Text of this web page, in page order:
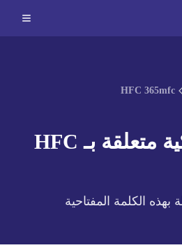
HFC 365mfc
متعلقة بـ HFC
الكلمة المفتاحية